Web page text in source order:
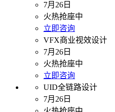
7月26日
火热抢座中
立即咨询
VFX商业视效设计
7月26日
火热抢座中
立即咨询
UID全链路设计
7月26日